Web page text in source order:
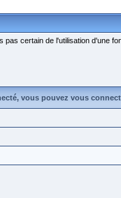
certain de l'utilisation d'une
vous pouvez vous